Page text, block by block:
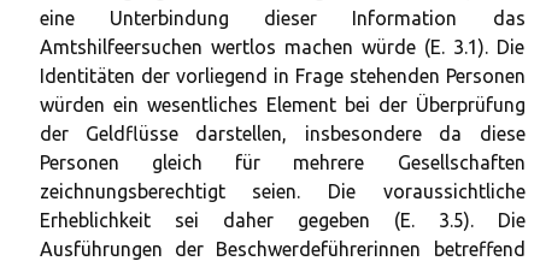
eine Unterbindung dieser Information das
Amtshilfeersuchen wertlos machen würde (E. 3.1). Die
Identitäten der vorliegend in Frage stehenden Personen
würden ein wesentliches Element bei der Überprüfung
der Geldflüsse darstellen, insbesondere da diese
Personen gleich für mehrere Gesellschaften
zeichnungsberechtigt seien. Die voraussichtliche
Erheblichkeit sei daher gegeben (E. 3.5). Die
Ausführungen der Beschwerdeführerinnen betreffend